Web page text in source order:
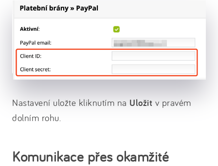
Nastavení uložte kliknutím na Uložit v pravém
dolním rohu.
Komunikace přes okamžité